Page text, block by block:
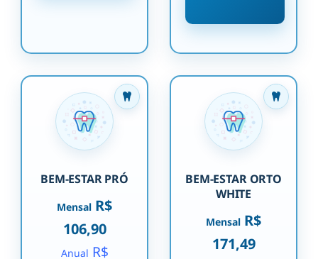
BEM-ESTAR PRÓ
Mensal R$
106,90
Anual R$
BEM-ESTAR ORTO
WHITE
Mensal R$
171,49